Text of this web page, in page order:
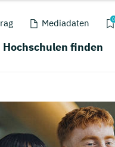
Mediadaten 0
Hochschulen finden